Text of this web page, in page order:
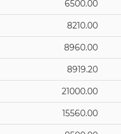
6500.00
8210.00
8960.00
8919.20
21000.00
15560.00